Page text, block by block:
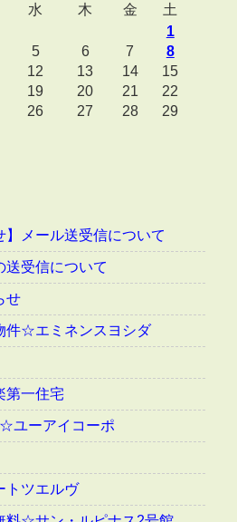
水 木 金
土
1
5 6 7
8
12 13 14
15
19 20 21
22
26 27 28
29
】メール送受信について
送受信について
せ
件☆エミネンスヨシダ
第一住宅
ユーアイコーポ
ツエルヴ